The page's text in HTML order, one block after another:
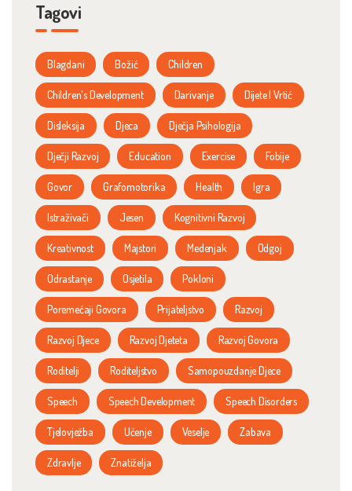
Tagovi
Blagdani Božić Children
Children's Development Darivanje Dijete I Vrtić
Disleksija Djeca Dječja Psihologija
Dječji Razvoj Education Exercise Fobije
Govor Grafomotorika Health Igra
Istraživači Jesen Kognitivni Razvoj
Kreativnost Majstori Medenjak Odgoj
Odrastanje Osjetila Pokloni
Poremećaji Govora Prijateljstvo Razvoj
Razvoj Djece Razvoj Djeteta Razvoj Govora
Roditelji Roditeljstvo Samopouzdanje Djece
Speech Speech Development Speech Disorders
Tjelovježba Učenje Veselje Zabava
Zdravlje Znatiželja